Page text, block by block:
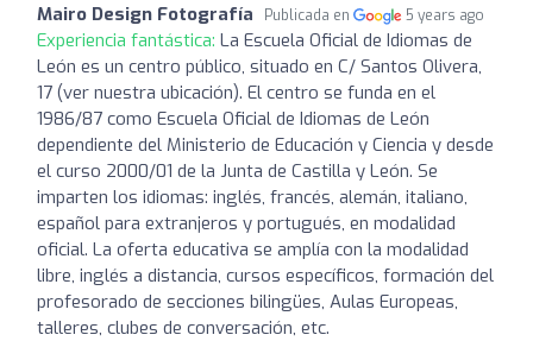
Mairo Design Fotografía Publicada en 5 years ago
Experiencia fantástica: La Escuela Oficial de Idiomas de
León es un centro público, situado en C/ Santos Olivera,
17 (ver nuestra ubicación). El centro se funda en el
1986/87 como Escuela Oficial de Idiomas de León
dependiente del Ministerio de Educación y Ciencia y desde
el curso 2000/01 de la Junta de Castilla y León. Se
imparten los idiomas: inglés, francés, alemán, italiano,
español para extranjeros y portugués, en modalidad
oficial. La oferta educativa se amplía con la modalidad
libre, inglés a distancia, cursos específicos, formación del
profesorado de secciones bilingües, Aulas Europeas,
talleres, clubes de conversación, etc.